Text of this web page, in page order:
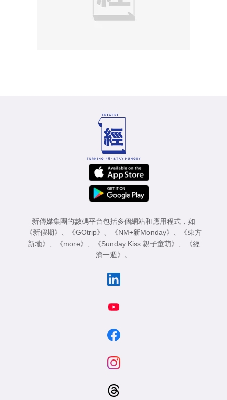
新傳媒集團的數碼平台包括多個網站和應用程式，如
《新假期》
《GOtrip》 《NM+新Monday》
《東方
新地》
《more》 《Sunday Kiss 親子童萌》
《經
濟一週》
。